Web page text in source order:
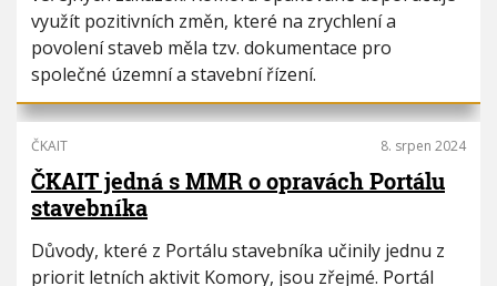
využít pozitivních změn, které na zrychlení a
povolení staveb měla tzv. dokumentace pro
společné územní a stavební řízení.
ČKAIT 8. srpen 2024
ČKAIT jedná s MMR o opravách Portálu
stavebníka
Důvody, které z Portálu stavebníka učinily jednu z
priorit letních aktivit Komory, jsou zřejmé. Portál